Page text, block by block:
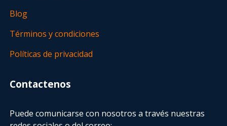
Blog
Términos y condiciones
Políticas de privacidad
Contactenos
Puede comunicarse con nosotros a través nuestras